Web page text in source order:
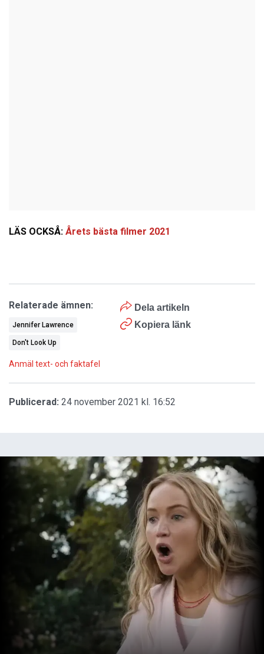
LÄS OCKSÅ: Årets bästa filmer 2021
Dela artikeln
Kopiera länk
Relaterade ämnen:
Jennifer Lawrence
Don't Look Up
Anmäl text- och faktafel
Publicerad: 24 november 2021 kl. 16:52